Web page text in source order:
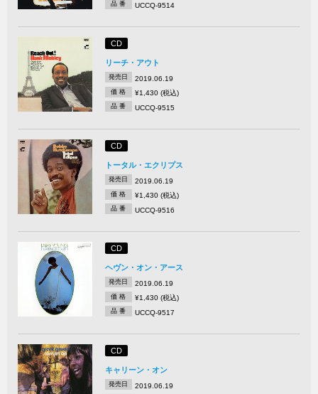
品 番 UCCQ-9514
CD
リーチ・アウト
発売日 2019.06.19
価 格 ¥1,430 (税込)
品 番 UCCQ-9515
CD
トータル・エクリプス
発売日 2019.06.19
価 格 ¥1,430 (税込)
品 番 UCCQ-9516
CD
ヘヴン・オン・アース
発売日 2019.06.19
価 格 ¥1,430 (税込)
品 番 UCCQ-9517
CD
キャリーン・オン
発売日 2019.06.19